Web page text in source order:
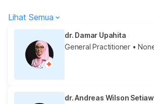
Lihat Semua
dr. Damar Upahita
General Practitioner •
dr. Andreas Wilson